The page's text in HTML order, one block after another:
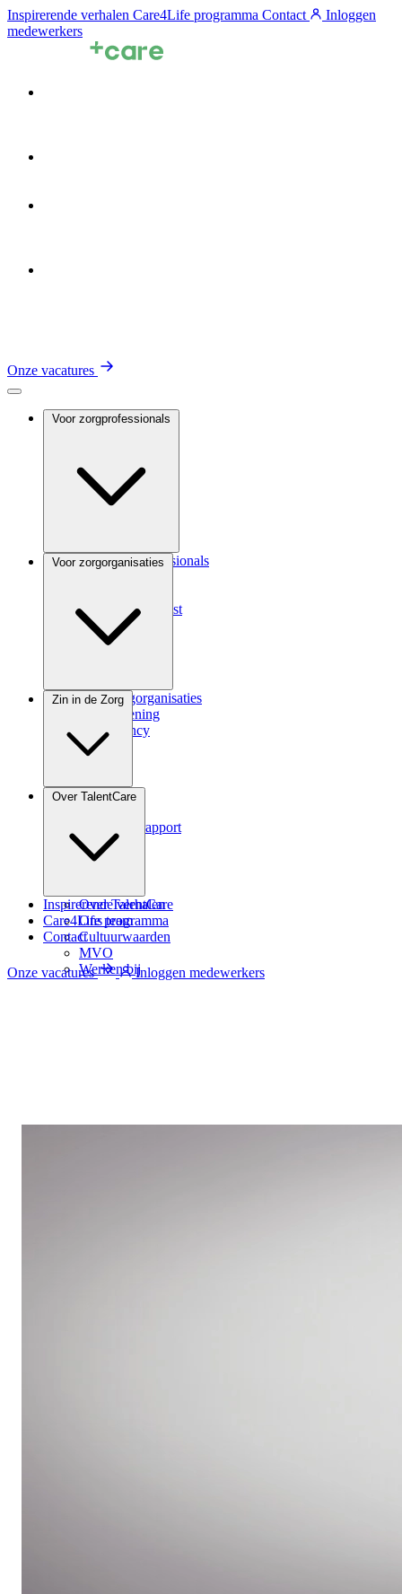
Inspirerende verhalen Care4Life programma Contact
Inloggen
medewerkers
Onze vacatures
Voor zorgprofessionals
Voor zorgprofessionals
Medisch specialist
Voor zorgorganisaties
Voor zorgorganisaties
Zorgverlening
Consultancy
Zin in de Zorg
Zindicator
Zindicator rapport
Over TalentCare
Over TalentCare
Ons team
Cultuurwaarden
MVO
Werken bij
Inspirerende verhalen
Care4Life programma
Contact
Onze vacatures Inloggen medewerkers